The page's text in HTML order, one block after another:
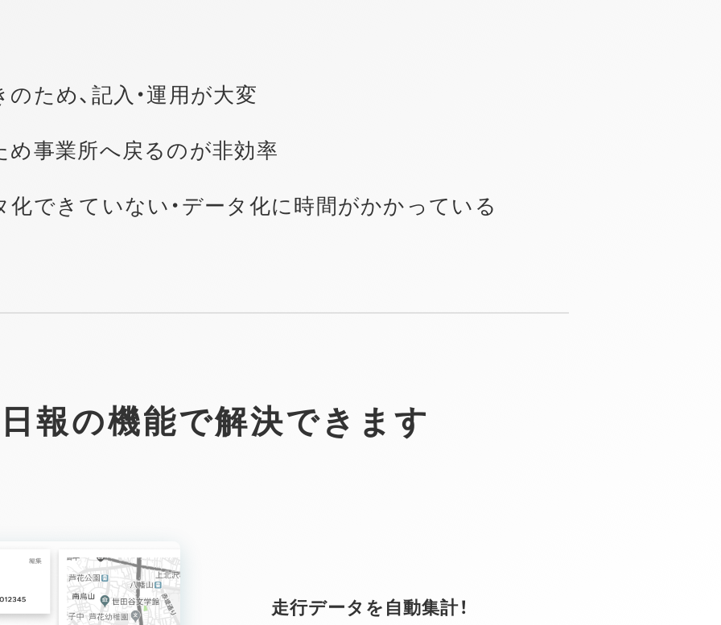
ため、記入・運用が大変
め事業所へ戻るのが非効率
化できていない・データ化に時間がかかっている
報の機能で解決できます
走行データを自動集計！